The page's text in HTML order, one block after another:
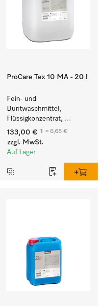
ProCare Tex 10 MA - 20 l
Fein- und
Buntwaschmittel,
Flüssigkonzentrat,
mildalkalisch, 20 l zur
Reinigung von
Buntwäsche und
133,00 € 1l = 6,65 €
zzgl. MwSt.
Auf Lager